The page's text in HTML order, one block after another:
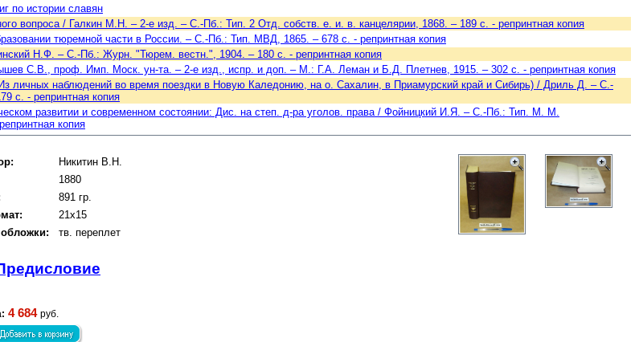
по истории славян
вопроса / Галкин М.Н. – 2-е изд. – С.-Пб.: Тип. 2 Отд. собств. е. и. в. канцелярии, 1868. – 189 с. - репринтная копия
тюремной части в России. – С.-Пб.: Тип. МВД, 1865. – 678 с. - репринтная копия
Н.Ф. – С.-Пб.: Журн. "Тюрем. вестн.", 1904. – 180 с. - репринтная копия
С.В., проф. Имп. Моск. ун-та. – 2-е изд., испр. и доп. – М.: Г.А. Леман и Б.Д. Плетнев, 1915. – 302 с. - репринтная копия
личных наблюдений во время поездки в Новую Каледонию, на о. Сахалин, в Приамурский край и Сибирь) / Дриль Д. – С.-
с. - репринтная копия
развитии и современном состоянии: Дис. на степ. д-ра уголов. права / Фойницкий И.Я. – С.-Пб.: Тип. М. М.
копия
Никитин В.Н.
1880
891 гр.
21x15
тв. переплет
4 684 руб.